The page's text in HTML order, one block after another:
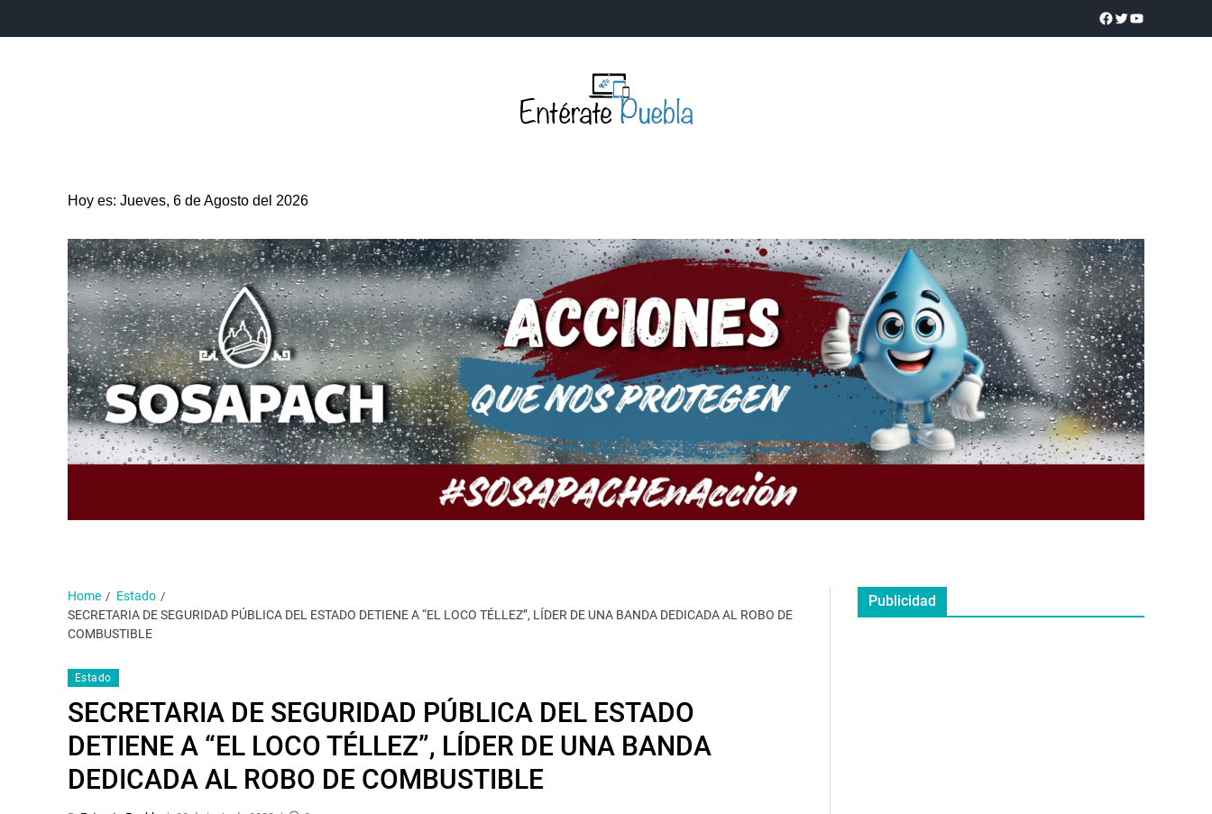
ENTRETENIMIENTO SALUD DEPORTES CIENCIA Y TECNOLOGÍA OPINIÓN SOCIEDAD ANUNCIOS
Hoy es: Jueves, 6 de Agosto del 2026
Home
Estado
SECRETARIA DE SEGURIDAD PÚBLICA DEL ESTADO DETIENE A “EL LOCO TÉLLEZ”, LÍDER DE UNA BANDA DEDICADA AL ROBO DE
COMBUSTIBLE
Estado
SECRETARIA DE SEGURIDAD PÚBLICA DEL ESTADO
DETIENE A “EL LOCO TÉLLEZ”, LÍDER DE UNA BANDA
DEDICADA AL ROBO DE COMBUSTIBLE
Publicidad